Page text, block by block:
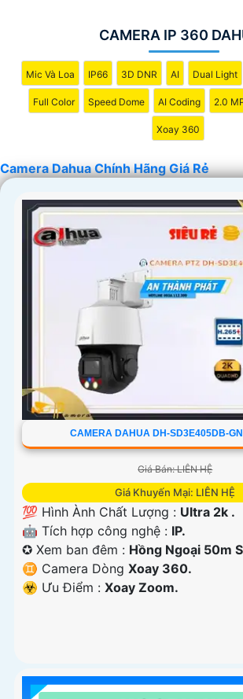
CAMERA IP 360
Mic Và Loa IP66 3D DNR AI Dual Light
Full Color Speed Dome AI Coding 2.0
Xoay 360
Camera Dahua Chính Hãng Giá Rẻ
CAMERA DAHUA DH-SD3E405DB-
Giá Bán: LIÊN HỆ
Giá Khuyến Mại: LIÊN HỆ
💯 Hình Ành Chất Lượng : Ultra 2k .
🤖️ Tích hợp công nghệ : IP.
✪ Xem ban đêm : Hồng Ngoại 50m
♊ Camera Dòng Xoay 360.
️☣️ Ưu Điểm : Xoay Zoom.